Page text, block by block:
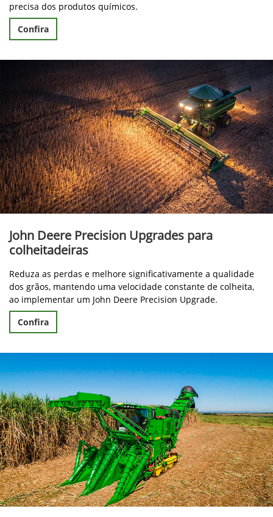
precisa dos produtos químicos.
Confira
John Deere Precision Upgrades para
colheitadeiras
Reduza as perdas e melhore significativamente a qualidade
dos grãos, mantendo uma velocidade constante de colheita,
ao implementar um John Deere Precision Upgrade.
Confira